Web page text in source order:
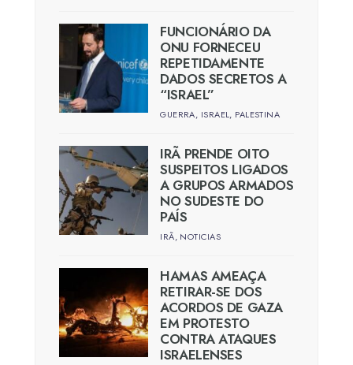
FUNCIONÁRIO DA
ONU FORNECEU
REPETIDAMENTE
DADOS SECRETOS A
“ISRAEL”
GUERRA, ISRAEL, PALESTINA
IRÃ PRENDE OITO
SUSPEITOS LIGADOS
A GRUPOS ARMADOS
NO SUDESTE DO
PAÍS
IRÃ, NOTICIAS
HAMAS AMEAÇA
RETIRAR-SE DOS
ACORDOS DE GAZA
EM PROTESTO
CONTRA ATAQUES
ISRAELENSES